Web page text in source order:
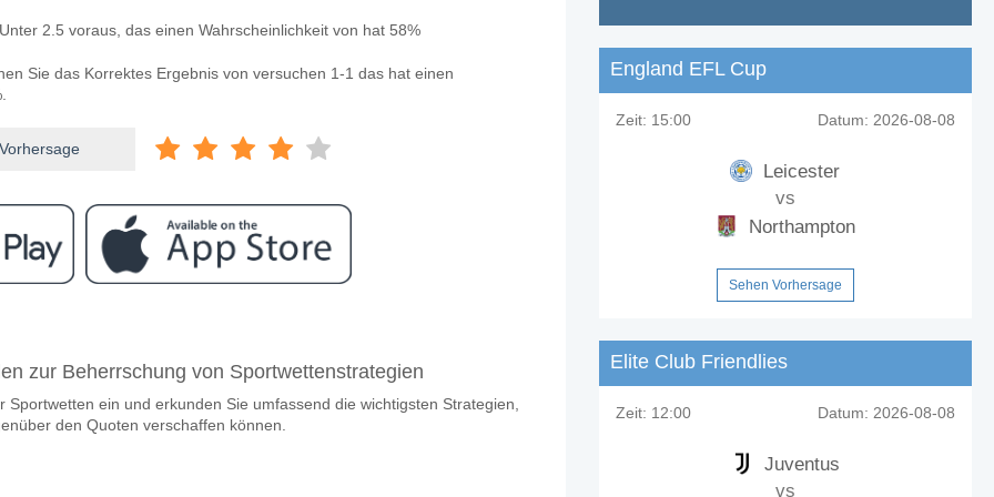
2.5 voraus, das einen Wahrscheinlichkeit von hat 58%
Sie das Korrektes Ergebnis von versuchen 1-1 das hat einen
v Maritimo 09 May 2026 15:30.
zwischen dem zu gewinnen ist Penafiel v Maritimo?
Spiel punkten Penafiel v Maritimo?
zur Beherrschung von Sportwettenstrategien
Sportwetten ein und erkunden Sie umfassend die wichtigsten Strategien,
den Quoten verschaffen können.
England EFL Cup
Zeit: 15:00 Datum: 2026-08-08
Leicester
vs
Northampton
Sehen Vorhersage
Elite Club Friendlies
Zeit: 12:00 Datum: 2026-08-08
Juventus
vs